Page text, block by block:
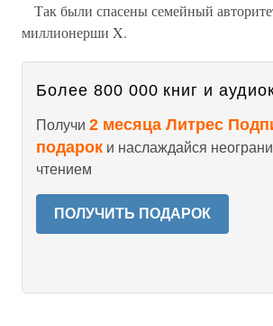
Так были спасены семейный
миллионерши X.
Более 800 000 книг и
Получи 2 месяца Литрес
подарок и наслаждайся
чтением
ПОЛУЧИТЬ ПОДАРОК